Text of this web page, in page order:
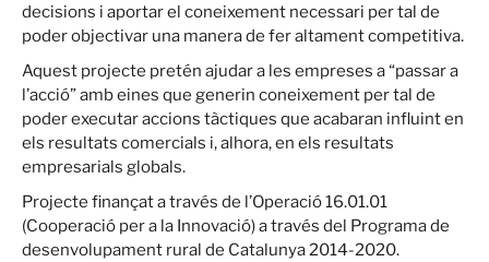
decisions i aportar el coneixement necessari per tal de
poder objectivar una manera de fer altament competitiva.
Aquest projecte pretén ajudar a les empreses a “passar a
l’acció” amb eines que generin coneixement per tal de
poder executar accions tàctiques que acabaran influint en
els resultats comercials i, alhora, en els resultats
empresarials globals.
Projecte finançat a través de l’Operació 16.01.01
(Cooperació per a la Innovació) a través del Programa de
desenvolupament rural de Catalunya 2014-2020.